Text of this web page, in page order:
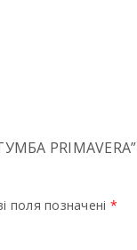
PRIMAVERA”
поля позначені *